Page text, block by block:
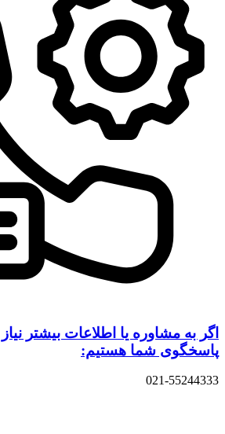
اگر به مشاوره یا اطلاعات بیشتر نیاز
پاسخگوی شما هستیم:
021-55244333